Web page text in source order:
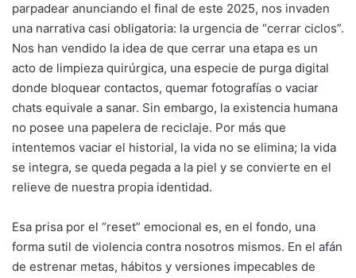
parpadear anunciando el final de este 2025, nos invaden
una narrativa casi obligatoria: la urgencia de “cerrar ciclos”.
Nos han vendido la idea de que cerrar una etapa es un
acto de limpieza quirúrgica, una especie de purga digital
donde bloquear contactos, quemar fotografías o vaciar
chats equivale a sanar. Sin embargo, la existencia humana
no posee una papelera de reciclaje. Por más que
intentemos vaciar el historial, la vida no se elimina; la vida
se integra, se queda pegada a la piel y se convierte en el
relieve de nuestra propia identidad.
Esa prisa por el “reset” emocional es, en el fondo, una
forma sutil de violencia contra nosotros mismos. En el afán
de estrenar metas, hábitos y versiones impecables de